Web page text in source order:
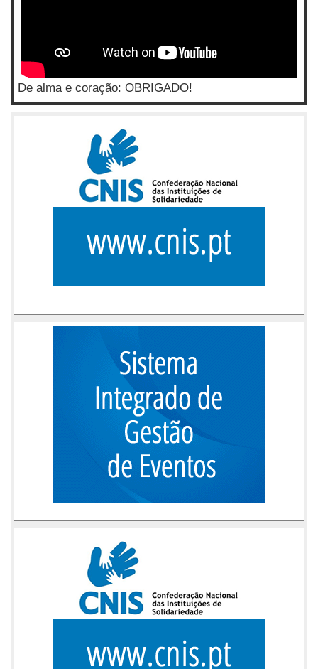
De alma e coração: OBRIGADO!